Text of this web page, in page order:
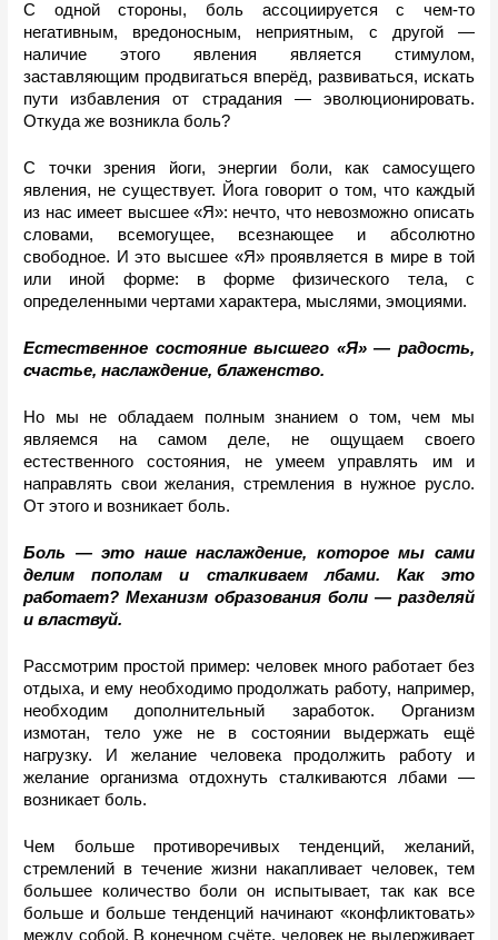
С одной стороны, боль ассоциируется с чем-то
негативным, вредоносным, неприятным, с другой —
наличие этого явления является стимулом,
заставляющим продвигаться вперёд, развиваться, искать
пути избавления от страдания — эволюционировать.
Откуда же возникла боль?
С точки зрения йоги, энергии боли, как самосущего
явления, не существует. Йога говорит о том, что каждый
из нас имеет высшее «Я»: нечто, что невозможно описать
словами, всемогущее, всезнающее и абсолютно
свободное. И это высшее «Я» проявляется в мире в той
или иной форме: в форме физического тела, с
определенными чертами характера, мыслями, эмоциями.
Естественное состояние высшего «Я» — радость,
счастье, наслаждение, блаженство.
Но мы не обладаем полным знанием о том, чем мы
являемся на самом деле, не ощущаем своего
естественного состояния, не умеем управлять им и
направлять свои желания, стремления в нужное русло.
От этого и возникает боль.
Боль — это наше наслаждение, которое мы сами
делим пополам и сталкиваем лбами. Как это
работает? Механизм образования боли — разделяй
и властвуй.
Рассмотрим простой пример: человек много работает без
отдыха, и ему необходимо продолжать работу, например,
необходим дополнительный заработок. Организм
измотан, тело уже не в состоянии выдержать ещё
нагрузку. И желание человека продолжить работу и
желание организма отдохнуть сталкиваются лбами —
возникает боль.
Чем больше противоречивых тенденций, желаний,
стремлений в течение жизни накапливает человек, тем
большее количество боли он испытывает, так как все
больше и больше тенденций начинают «конфликтовать»
между собой. В конечном счёте, человек не выдерживает